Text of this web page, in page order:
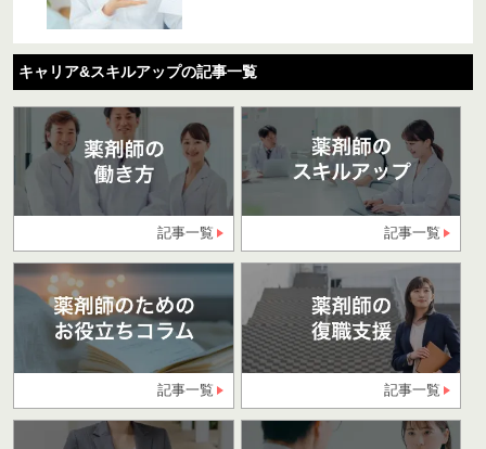
キャリア&スキルアップの記事一覧
記事一覧 記事一覧
記事一覧 記事一覧